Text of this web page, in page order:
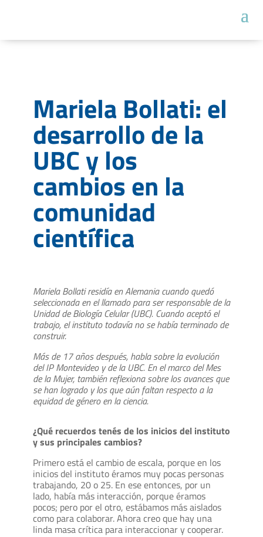
Mariela Bollati: el
desarrollo de la
UBC y los
cambios en la
comunidad
científica
Mariela Bollati residía en Alemania cuando quedó
seleccionada en el llamado para ser responsable de la
Unidad de Biología Celular (UBC). Cuando aceptó el
trabajo, el instituto todavía no se había terminado de
construir.
Más de 17 años después, habla sobre la evolución
del IP Montevideo y de la UBC. En el marco del Mes
de la Mujer, también reflexiona sobre los avances que
se han logrado y los que aún faltan respecto a la
equidad de género en la ciencia.
¿Qué recuerdos tenés de los inicios del instituto
y sus principales cambios?
Primero está el cambio de escala, porque en los
inicios del instituto éramos muy pocas personas
trabajando, 20 o 25. En ese entonces, por un
lado, había más interacción, porque éramos
pocos; pero por el otro, estábamos más aislados
como para colaborar. Ahora creo que hay una
linda masa crítica para interaccionar y cooperar.